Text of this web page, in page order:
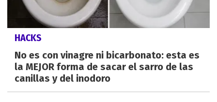
HACKS
No es con vinagre ni bicarbonato: esta es
la MEJOR forma de sacar el sarro de las
canillas y del inodoro